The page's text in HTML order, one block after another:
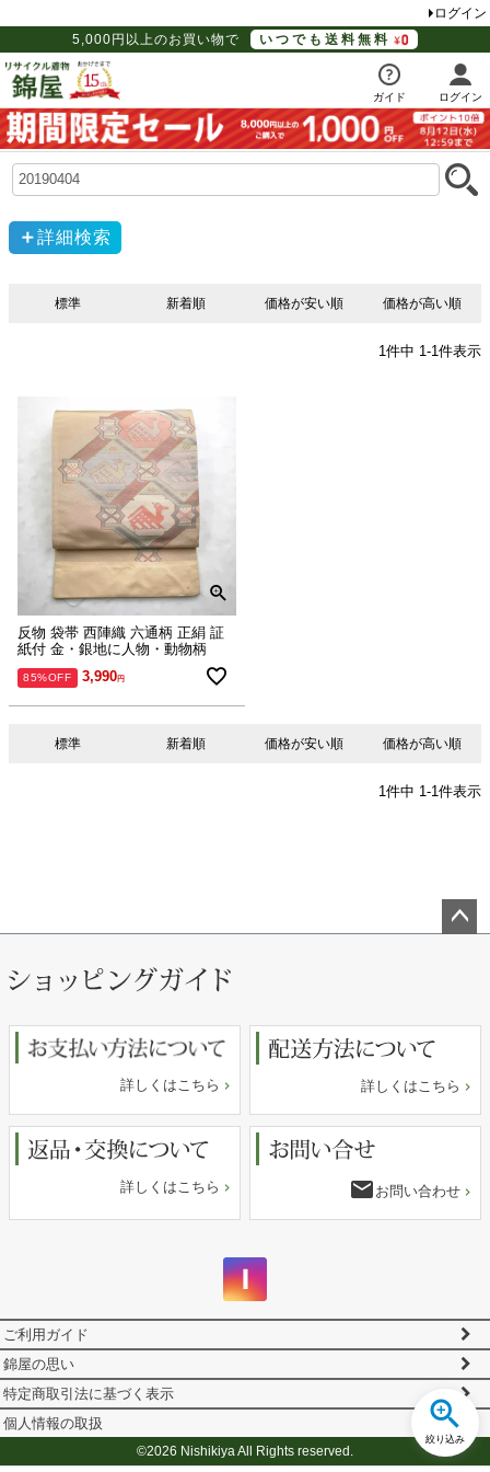
ログイン
5,000円以上のお買い物で
いつでも送料無料
ガイド ログイン
詳細検索
標準 新着順 価格が安い順 価格が高い順
1 件中 1 -1 件表示
反物 袋帯 西陣織 六通柄 正絹 証
紙付 金・銀地に人物・動物柄
85%OFF 3,990
標準 新着順 価格が安い順 価格が高い順
1 件中 1 -1 件表示
絞り込み
詳しくはこちら 詳しくはこちら
詳しくはこちら email お問い合わせ
ご利用ガイド
錦屋の思い
特定商取引法に基づく表示
個人情報の取扱
©2026 Nishikiya All Rights reserved.